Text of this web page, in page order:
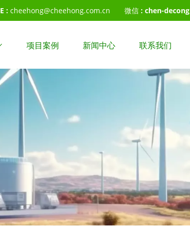
E : cheehong@cheehong.com.cn 微信 : chen-decong
项目案例 新闻中心 联系我们